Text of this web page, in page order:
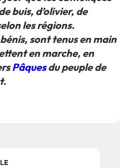
buis, d’olivier, de
les régions.
sont tenus en main
en marche, en
Pâquesdu peuple de